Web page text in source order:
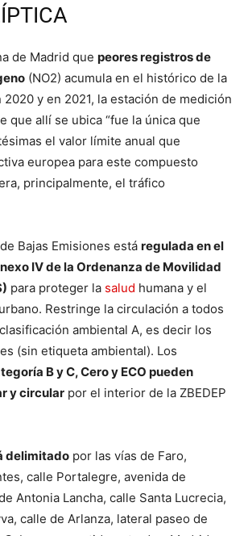
de Madrid que peores registros de
(NO2) acumula en el histórico de la
2020 y en 2021, la estación de medición
que allí se ubica “fue la única que
el valor límite anual que
europea para este compuesto
principalmente, el tráfico
Bajas Emisiones está regulada en el
IV de la Ordenanza de Movilidad
para proteger la salud humana y el
Restringe la circulación a todos
ambiental A, es decir los
(sin etiqueta ambiental). Los
B y C, Cero y ECO pueden
y circular por el interior de la ZBEDEP
delimitado por las vías de Faro,
calle Portalegre, avenida de
Antonia Lancha, calle Santa Lucrecia,
calle de Arlanza, lateral paseo de